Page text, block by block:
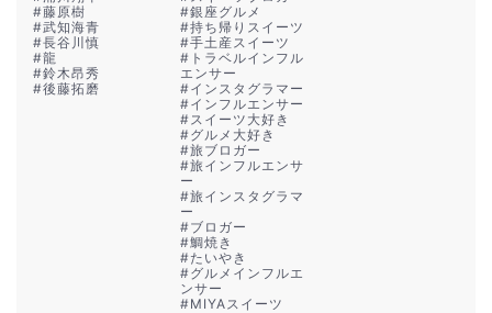
#藤原樹
#武知海青
#長谷川慎
#龍
#鈴木昂秀
#後藤拓磨
#銀座グルメ
#持ち帰りスイーツ
#手土産スイーツ
# トラベルインフル
エンサー
#インスタグラマー
#インフルエンサー
#スイーツ大好き
#グルメ大好き
#旅ブロガー
#旅インフルエンサ
ー
#旅インスタグラマ
ー
#ブロガー
#鯛焼き
#たいやき
#グルメインフルエ
ンサー
#MIYAスイーツ